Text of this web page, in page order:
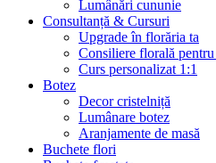
Lumânări cununie
Consultanță & Cursuri
Upgrade în florăria ta
Consiliere florală
Curs personalizat 1:1
Botez
Decor cristelniță
Lumânare botez
Aranjamente de masă
Buchete flori